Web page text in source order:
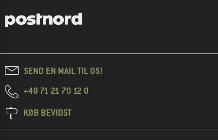
SEND EN MAIL TIL OS!
+49 71 21 70 12 0
KØB BEVIDST